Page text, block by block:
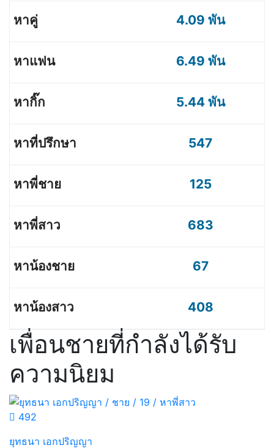
4.09 พัน
6.49 พัน
5.44 พัน
547
125
683
67
408
เพื่อนชายที่กำลังได้รับ
ความนิยม
492
ยุทธนา เอกปริญญา